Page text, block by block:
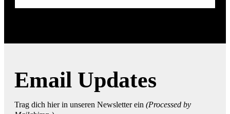
Email Updates
Trag dich hier in unseren Newsletter ein (Processed by